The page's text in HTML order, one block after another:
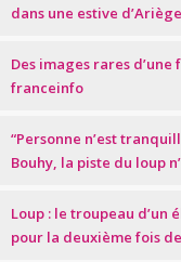
dans une estive d’Ariège
Des images rares d’une
franceinfo
“Personne n’est
Bouhy, la piste du loup
Loup : le troupeau
pour la deuxième fois